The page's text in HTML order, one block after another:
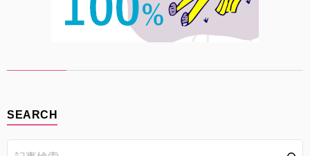
SEARCH